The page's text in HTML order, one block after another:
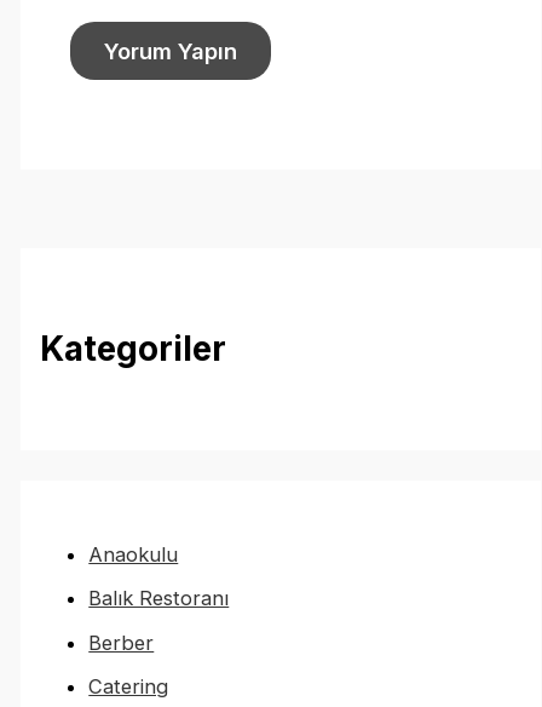
Kategoriler
Anaokulu
Balık Restoranı
Berber
Catering